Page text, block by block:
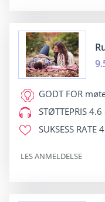
GODT FOR
STØTTEPRIS 4.6
SUKSESS RATE
LES ANMELDELSE